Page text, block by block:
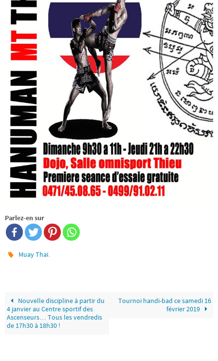
Parlez-en sur
Muay Thaï.
Nouvelle discipline à partir du
4 janvier au Centre sportif des
Ascenseurs… Tous les vendredis
de 17h30 à 18h30 !
Tournoi handi-bad ce samedi 16
février 2019